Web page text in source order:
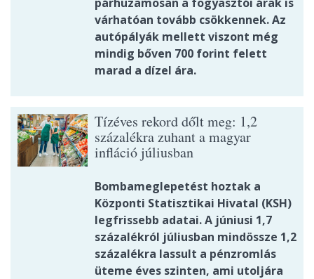
várhatóan tovább csökkennek. Az
autópályák mellett viszont még
mindig bőven 700 forint felett
marad a dízel ára.
Tízéves rekord dőlt meg: 1,2
százalékra zuhant a magyar
infláció júliusban
Bombameglepetést hoztak a
Központi Statisztikai Hivatal (KSH)
legfrissebb adatai. A júniusi 1,7
százalékról júliusban mindössze 1,2
százalékra lassult a pénzromlás
üteme éves szinten, ami utoljára